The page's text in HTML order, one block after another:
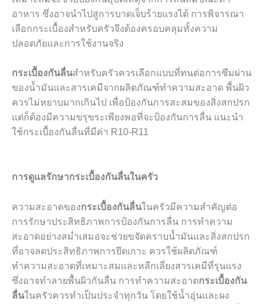
อาหาร ซึ่งอาจนำไปสู่การบาดเจ็บร้ายแรงได้ การพิจารณา
เลือกกระเบื้องสำหรับครัวจึงต้องครอบคลุมทั้งความ
ปลอดภัยและการใช้งานจริง
กระเบื้องกันลื่นสำหรับครัวควรเลือกแบบที่ทนต่อการซึมผ่าน
ของน้ำมันและสารเคมีจากผลิตภัณฑ์ทำความสะอาด พื้นผิว
ควรไม่หยาบมากเกินไป เพื่อป้องกันการสะสมของสิ่งสกปรก
แต่ก็ต้องมีความขรุขระเพียงพอที่จะป้องกันการลื่น แนะนำ
ใช้กระเบื้องกันลื่นที่มีค่า R10-R11
การดูแลรักษากระเบื้องกันลื่นในครัว
ความสะอาดของกระเบื้องกันลื่นในครัวมีความสำคัญต่อ
การรักษาประสิทธิภาพการป้องกันการลื่น การทำความ
สะอาดอย่างสม่ำเสมอจะช่วยขจัดคราบน้ำมันและสิ่งสกปรก
ที่อาจลดประสิทธิภาพการยึดเกาะ ควรใช้ผลิตภัณฑ์
ทำความสะอาดที่เหมาะสมและหลีกเลี่ยงสารเคมีที่รุนแรง
ซึ่งอาจทำลายพื้นผิวกันลื่น การทำความสะอาดกระเบื้องกัน
ลื่นในครัวควรทำเป็นประจำทุกวัน โดยใช้น้ำอุ่นและผง